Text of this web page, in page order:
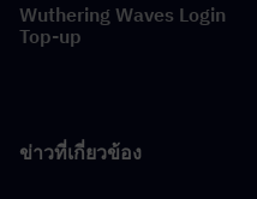
Wuthering Waves Login
Top-up
ข่าวที่เกี่ยวข้อง